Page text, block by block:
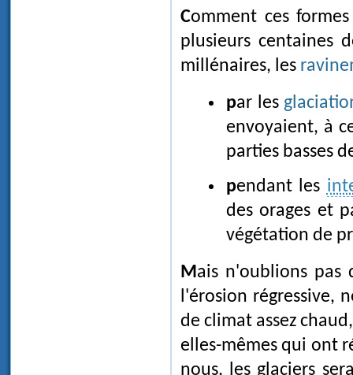
Comment ces formes superficielles auraient-elles pu persister pendant
plusieurs centaines
millénaires, les
par les
envoyaient, à
parties basses
pendant les
des orages et
végétation de
Mais n'oublions
l'érosion régressive,
de climat assez
elles-mêmes qui ont
nous, les glaciers